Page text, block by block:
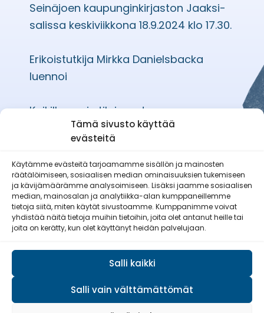
Tämä sivusto käyttää
evästeitä
Käytämme evästeitä tarjoamamme sisällön ja mainosten
räätälöimiseen, sosiaalisen median ominaisuuksien tukemiseen
ja kävijämäärämme analysoimiseen. Lisäksi jaamme sosiaalisen
median, mainosalan ja analytiikka-alan kumppaneillemme
tietoja siitä, miten käytät sivustoamme. Kumppanimme voivat
yhdistää näitä tietoja muihin tietoihin, joita olet antanut heille tai
joita on kerätty, kun olet käyttänyt heidän palvelujaan.
Salli kaikki
Salli vain välttämättömät
Seinäjoen kaupunginkirjaston Jaaksi-
salissa keskiviikkona 18.9.2024 klo 17.30.
Erikoistutkija Mirkka Danielsbacka
luennoi
Kaikille avoin tilaisuus!
Etelä-Pohjanmaan Reserviläisnaiset
ry